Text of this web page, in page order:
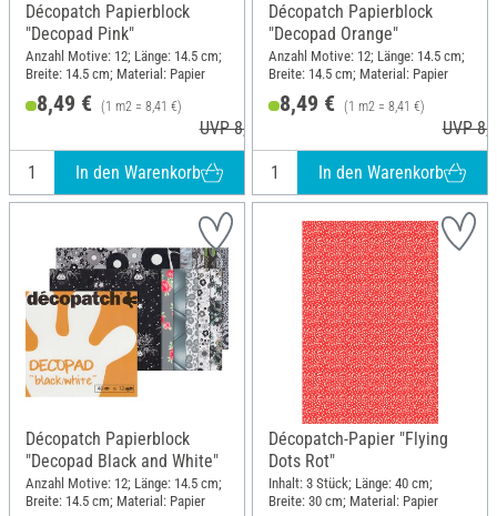
Décopatch Papierblock
"Decopad Pink"
Anzahl Motive: 12; Länge: 14.5 cm;
Breite: 14.5 cm; Material: Papier
8,49 € (1 m2 = 8,41 €)
UVP 8,70 €
In den Warenkorb
Décopatch Papierblock
"Decopad Orange"
Anzahl Motive: 12; Länge: 14.5 cm;
Breite: 14.5 cm; Material: Papier
8,49 € (1 m2 = 8,41 €)
UVP
In den Warenkorb
Décopatch Papierblock
"Decopad Black and White"
Anzahl Motive: 12; Länge: 14.5 cm;
Breite: 14.5 cm; Material: Papier
Décopatch-Papier "Flying
Dots Rot"
Inhalt: 3 Stück; Länge: 40 cm;
Breite: 30 cm; Material: Papier